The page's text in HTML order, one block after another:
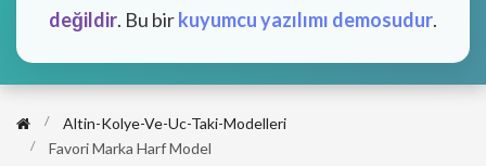
değildir. Bu birkuyumcu yazılımı demosudur.
Altin-Kolye-Ve-Uc-Taki-Modelleri
Favori Marka Harf Model